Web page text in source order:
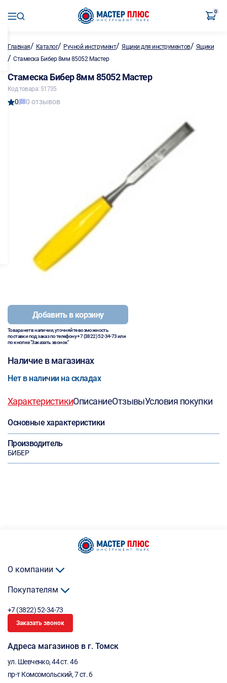
0
Главная/ Каталог/ Ручной инструмент/Ящики для инструментов/ Ящики
/ Стамеска Бибер 8мм 85052 Мастер
Стамеска Бибер 8мм 85052 Мастер
Код товара: 51735
0 0 отзывов
Добавить в корзину
Товара нет в наличии, уточняйте возможность
поставки под заказ по телефону+7 (3822) 52-34-73или
по кнопке "Заказать звонок"
Наличие в магазинах
Нет в наличии на складах
ХарактеристикиОписаниеОтзывыУсловия покупки
Основные характеристики
Производитель
БИБЕР
О компании
Покупателям
+7 (3822) 52-34-73
Заказать звонок
Адреса магазинов в г. Томск
ул. Шевченко, 44 ст. 46
пр-т Комсомольский, 7 ст. 6